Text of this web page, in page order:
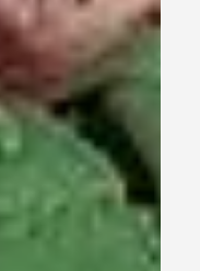
é um aparelho de
visual humano .
olhar de um indivíduo
fornecendo dados
e em que ordem
ferramenta de
a atenção e o
Eye Tracking é
especializado, o